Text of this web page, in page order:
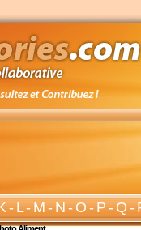
-L-M-N-O-P-Q-